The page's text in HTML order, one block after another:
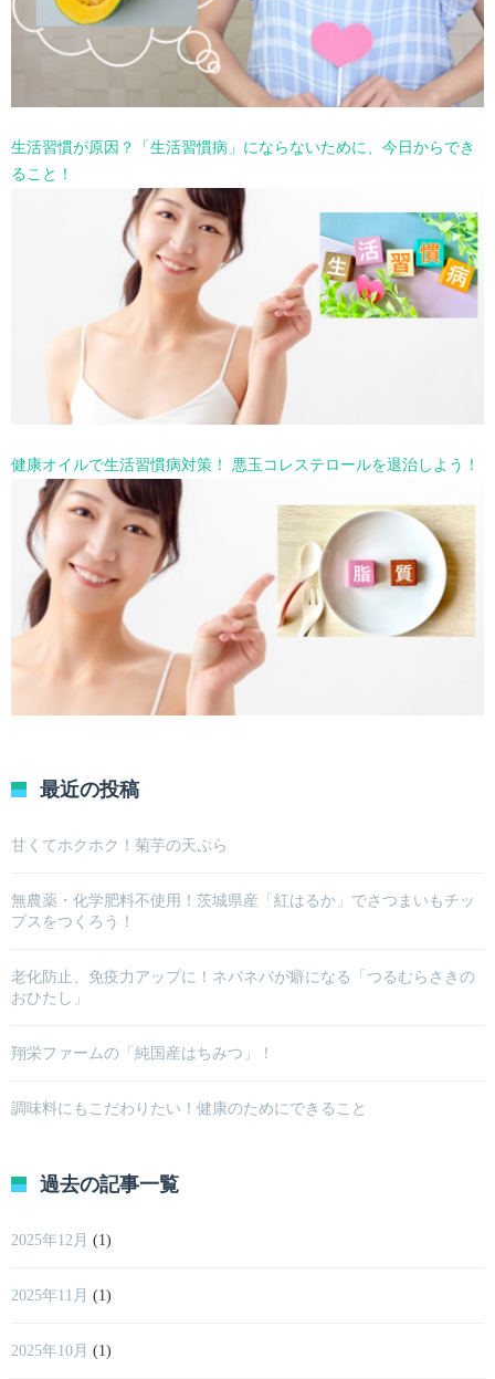
生活習慣が原因？「生活習慣病」にならないために、今日からでき
ること！
健康オイルで生活習慣病対策！ 悪玉コレステロールを退治しよう！
最近の投稿
甘くてホクホク！菊芋の天ぷら
無農薬・化学肥料不使用！茨城県産「紅はるか」でさつまいもチッ
プスをつくろう！
老化防止、免疫力アップに！ネバネバが癖になる「つるむらさきの
おひたし」
翔栄ファームの「純国産はちみつ」！
調味料にもこだわりたい！健康のためにできること
過去の記事一覧
2025年12月 (1)
2025年11月 (1)
2025年10月 (1)